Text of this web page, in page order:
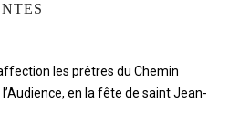
les prêtres du Chemin
en la fête de saint Jean-